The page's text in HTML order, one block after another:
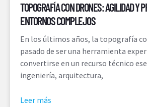
TOPOGRAFÍA CON DRONES: AGILIDAD Y
ENTORNOS COMPLEJOS
En los últimos años, la topografía
pasado de ser una herramienta
convertirse en un recurso técnico
ingeniería, arquitectura,
Leer más